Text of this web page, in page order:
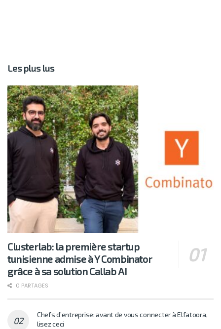
Les plus lus
Clusterlab: la première startup
tunisienne admise à Y Combinator
grâce à sa solution Callab AI
0 PARTAGES
Chefs d’entreprise: avant de vous connecter à Elfatoora,
lisez ceci